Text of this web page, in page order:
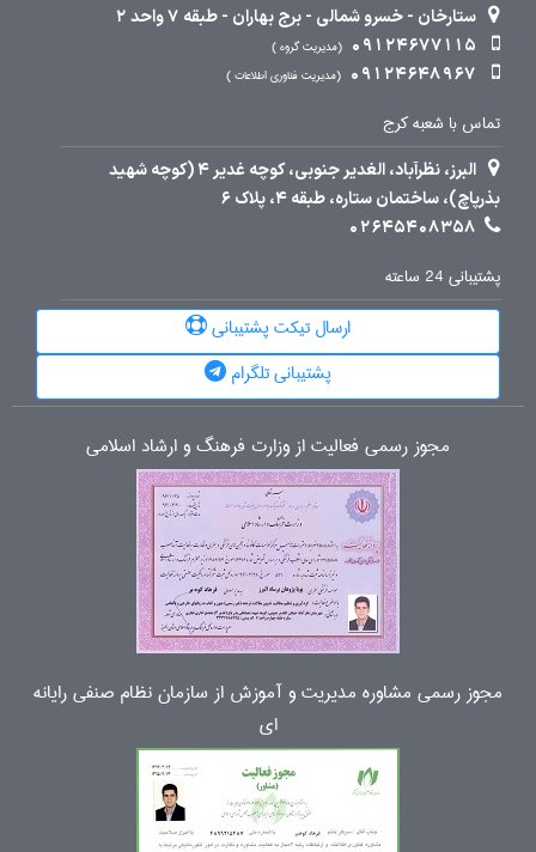
ستارخان - خسرو شمالی - برج بهاران - طبقه 7 واحد 2
09124677115
مدیریت گروه
09124648967 مدیریت فناوری اطلاعات
تماس با شعبه کرج
البرز، نظرآباد، الغدیر جنوبی، کوچه غدیر 4 (کوچه شهید
بذرپاچ)، ساختمان ستاره، طبقه 4، پلاک 6
02645408358
پشتیبانی 24 ساعته
ارسال تیکت پشتیبانی
پشتیبانی تلگرام
مجوز رسمی فعالیت از وزارت فرهنگ و ارشاد اسلامی
مجوز رسمی مشاوره مدیریت و آموزش از سازمان نظام صنفی رایانه
ای